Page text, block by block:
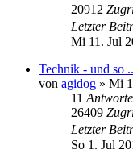
20912
Letzter
Mi 11. Jul
Technik - und so
von agidog » Mi
11
26409
Letzter
So 1. Jul